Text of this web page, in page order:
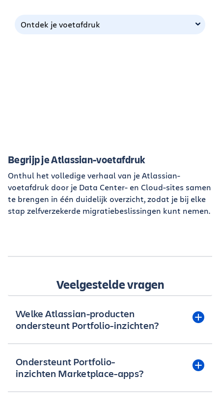
Ontdek je voetafdruk
Begrijp je Atlassian-voetafdruk
Onthul het volledige verhaal van je Atlassian-
voetafdruk door je Data Center- en Cloud-sites samen
te brengen in één duidelijk overzicht, zodat je bij elke
stap zelfverzekerde migratiebeslissingen kunt nemen.
Veelgestelde vragen
Welke Atlassian-producten
ondersteunt Portfolio-inzichten?
Portfolio-inzichten biedt inzicht en beoordeling
van je Jira- en Confluence-apps in zowel Data
Center- als Cloud-omgevingen.
Ondersteunt Portfolio-
inzichten Marketplace-apps?